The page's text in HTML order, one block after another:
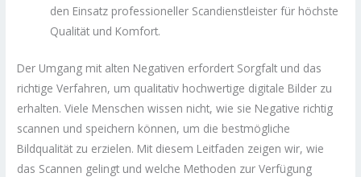
den Einsatz professioneller Scandienstleister für höchste
Qualität und Komfort.
Der Umgang mit alten Negativen erfordert Sorgfalt und das
richtige Verfahren, um qualitativ hochwertige digitale Bilder zu
erhalten. Viele Menschen wissen nicht, wie sie Negative richtig
scannen und speichern können, um die bestmögliche
Bildqualität zu erzielen. Mit diesem Leitfaden zeigen wir, wie
das Scannen gelingt und welche Methoden zur Verfügung